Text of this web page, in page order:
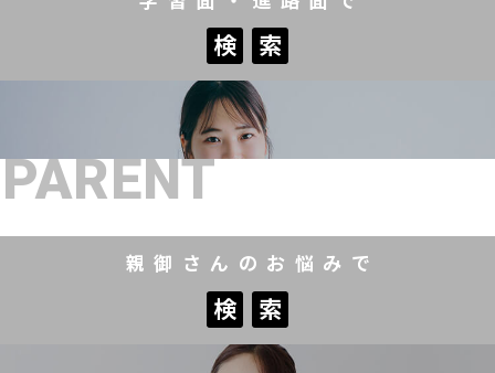
検 索
検 索
親御さんのお悩みで
検 索
検 索
PARENT